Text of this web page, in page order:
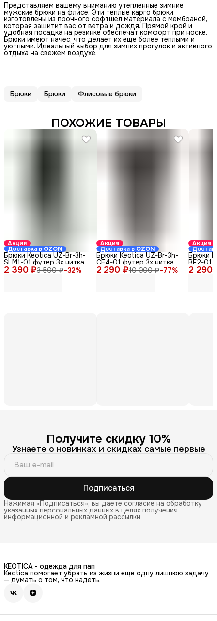
Представляем вашему вниманию утепленные зимние
мужские брюки на флисе. Эти теплые карго брюки
изготовлены из прочного софтшел материала с мембраной,
которая защитит вас от ветра и дождя. Прямой крой и
удобная посадка на резинке обеспечат комфорт при носке.
Брюки имеют начес, что делает их еще более теплыми и
уютными. Идеальный выбор для зимних прогулок и активного
отдыха на свежем воздухе.
Брюки Брюки Флисовые брюки
ПОХОЖИЕ ТОВАРЫ
Акция
Доставка в OZON
2 390 ₽3 500 ₽−32%
Брюки Keotica UZ-Br-3h-
SLM1-01 футер 3х нитка
черные 44-46
Акция
Доставка в OZON
2 290 ₽10 000 ₽−77%
Брюки Keotica UZ-Br-3h-
CE4-01 футер 3х нитка
черные 44-46
Акция
2 290
Брюки
BF2-01
черные
Получите скидку 10%
Узнаете о новинках и скидках самые первые
Подписаться
Нажимая «Подписаться», вы даете согласие на обработку
указанных персональных данных в целях получения
информационной и рекламной рассылки
KEOTICA - одежда для пап
Keotica помогает убрать из жизни еще одну лишнюю задачу
— думать о том, что надеть.